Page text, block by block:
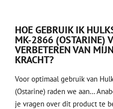
HOE GEBRUIK IK
MK-2866 (OSTARINE)
VERBETEREN VAN
KRACHT?
Voor optimaal gebruik van
(Ostarine) raden we aan…
je vragen over dit product te